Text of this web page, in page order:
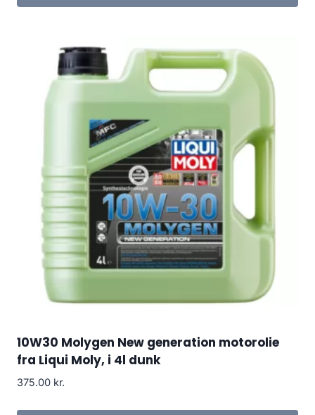
10W30 Molygen New generation motorolie
fra Liqui Moly, i 4l dunk
375.00 kr.